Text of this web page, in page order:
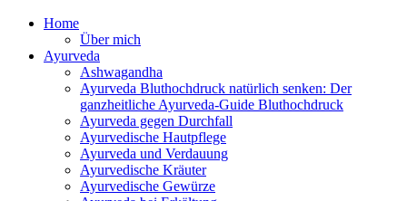
Home
Über mich
Ayurveda
Ashwagandha
Ayurveda Bluthochdruck natürlich senken: Der
ganzheitliche Ayurveda-Guide Bluthochdruck
Ayurveda gegen Durchfall
Ayurvedische Hautpflege
Ayurveda und Verdauung
Ayurvedische Kräuter
Ayurvedische Gewürze